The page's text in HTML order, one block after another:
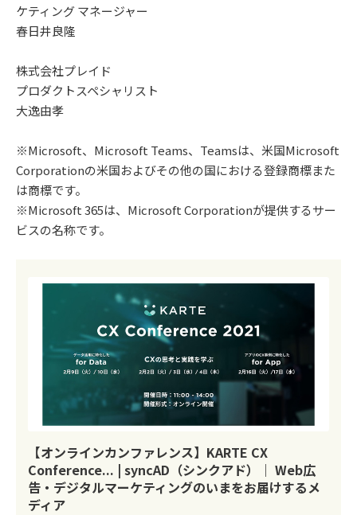
ケティング マネージャー
春日井良隆
株式会社プレイド
プロダクトスペシャリスト
大逸由孝
※Microsoft、Microsoft Teams、Teamsは、米国Microsoft
Corporationの米国およびその他の国における登録商標また
は商標です。
※Microsoft 365は、Microsoft Corporationが提供するサー
ビスの名称です。
【オンラインカンファレンス】KARTE CX
Conference... | syncAD（シンクアド）｜ Web広
告・デジタルマーケティングのいまをお届けするメ
ディア